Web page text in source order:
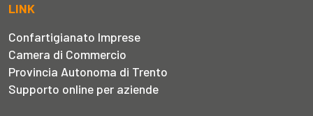
LINK
Confartigianato Imprese
Camera di Commercio
Provincia Autonoma di Trento
Supporto online per aziende